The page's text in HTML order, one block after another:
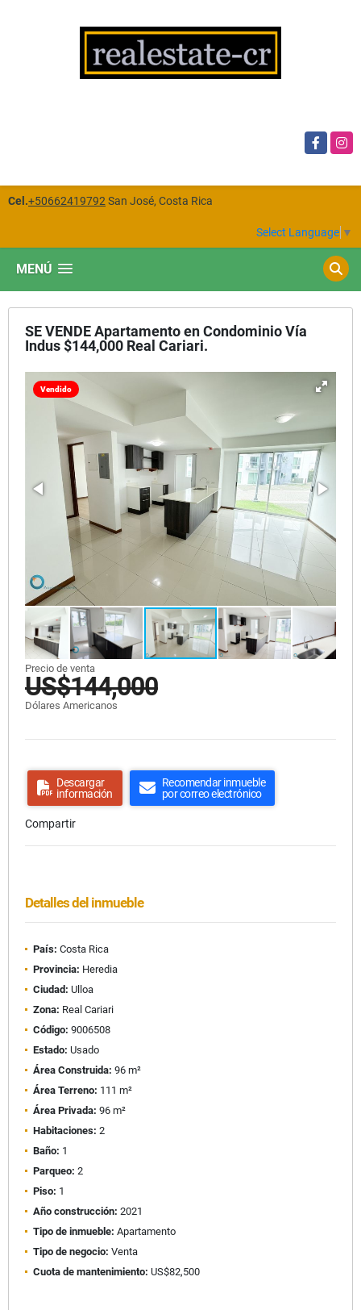
Facebook
Cel.+50662419792 San José, Costa Rica
Select Language ▼
MENÚ
SE VENDE Apartamento en Condominio Vía
Indus $144,000 Real Cariari.
Vendido
Precio de venta
US$144,000
Dólares Americanos
Descargar
información
Recomendar inmueble
por correo electrónico
Compartir
Detalles del inmueble
País: Costa Rica
Provincia: Heredia
Ciudad: Ulloa
Zona: Real Cariari
Código: 9006508
Estado: Usado
Área Construida: 96 m²
Área Terreno: 111 m²
Área Privada: 96 m²
Habitaciones: 2
Baño: 1
Parqueo: 2
Piso: 1
Año construcción: 2021
Tipo de inmueble: Apartamento
Tipo de negocio: Venta
Cuota de mantenimiento: US$82,500